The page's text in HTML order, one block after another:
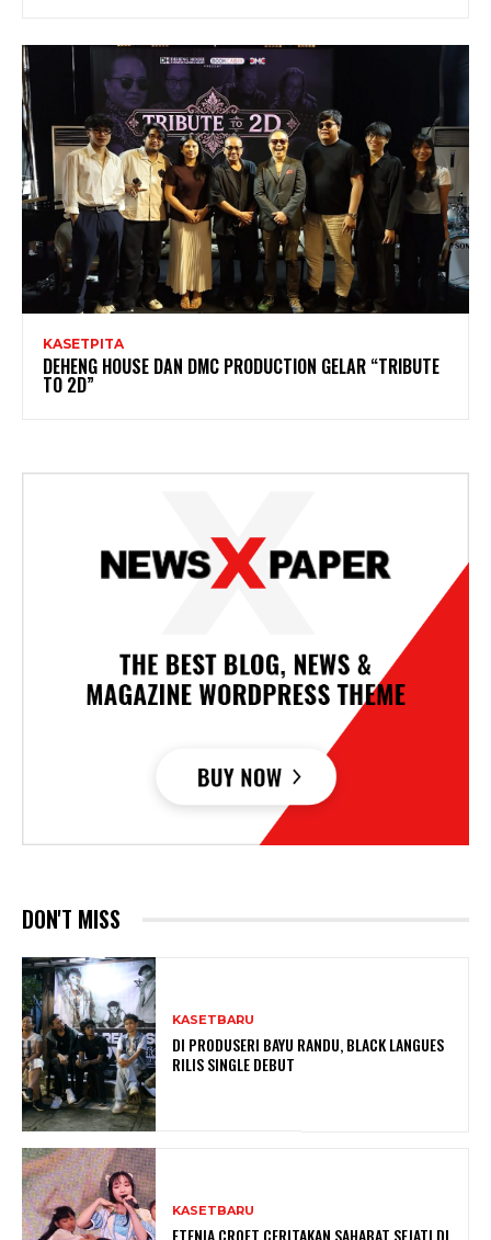
KASETPITA
DEHENG HOUSE DAN DMC PRODUCTION GELAR “TRIBUTE
TO 2D”
DON'T MISS
KASETBARU
DI PRODUSERI BAYU RANDU, BLACK LANGUES
RILIS SINGLE DEBUT
KASETBARU